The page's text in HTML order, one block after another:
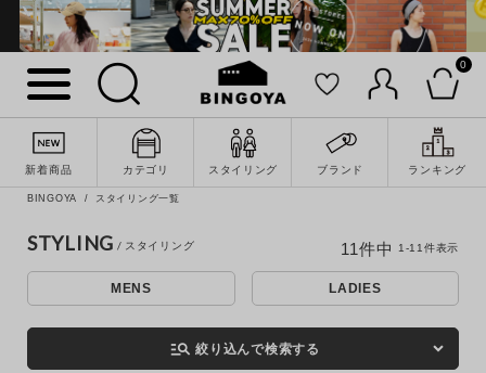
0
新着商品 カテゴリ スタイリング ブランド ランキング
BINGOYA スタイリング一覧
STYLING
MENS LADIES
manage_search 絞り込んで検索する
11件中 1-11件表示